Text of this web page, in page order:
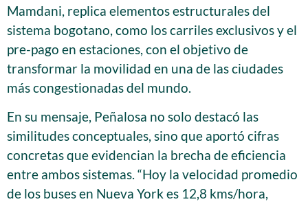
Mamdani, replica elementos estructurales del
sistema bogotano, como los carriles exclusivos y el
pre-pago en estaciones, con el objetivo de
transformar la movilidad en una de las ciudades
más congestionadas del mundo.
En su mensaje, Peñalosa no solo destacó las
similitudes conceptuales, sino que aportó cifras
concretas que evidencian la brecha de eficiencia
entre ambos sistemas. “Hoy la velocidad promedio
de los buses en Nueva York es 12,8 kms/hora,